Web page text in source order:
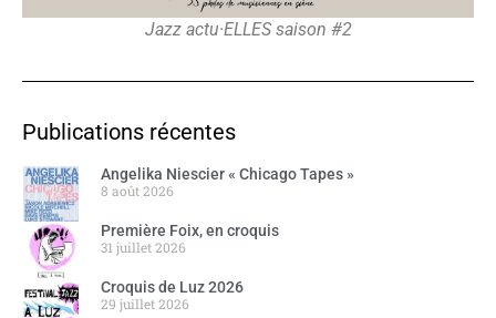
Jazz actu·ELLES saison #2
Publications récentes
Angelika Niescier « Chicago Tapes »
8 août 2026
Première Foix, en croquis
31 juillet 2026
Croquis de Luz 2026
29 juillet 2026